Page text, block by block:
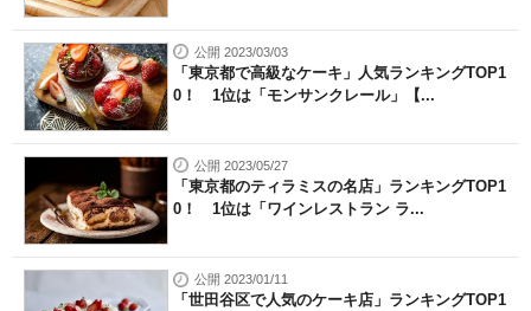
公開 2023/03/03
「東京都で高級なケーキ」人気ランキングTOP1
0！ 1位は「モンサンクレール」【...
公開 2023/05/27
「東京都のティラミスの名店」ランキングTOP1
0！ 1位は「ワインレストラン ラ...
公開 2023/01/11
「世田谷区で人気のケーキ店」ランキングTOP1